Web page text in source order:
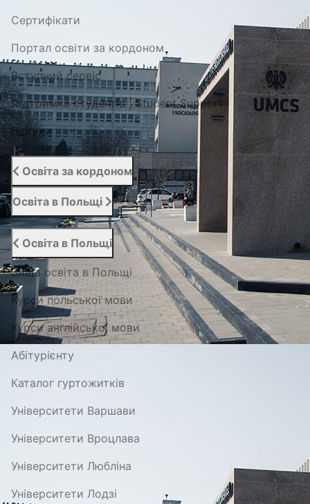
Сертифікати
Портал освіти за кордоном
Вступний сервіс
Підтримка студентів | Student Support
Відгуки
Освіта за кордоном
Освіта в Польщі
Освіта в Польщі
Вища освіта в Польщі
Курси польської мови
Курси англійської мови
Абітурієнту
Каталог гуртожитків
Університети Варшави
Університети Вроцлава
Університети Любліна
Університети Лодзі